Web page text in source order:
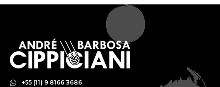
+55 (11) 9 8166 3686